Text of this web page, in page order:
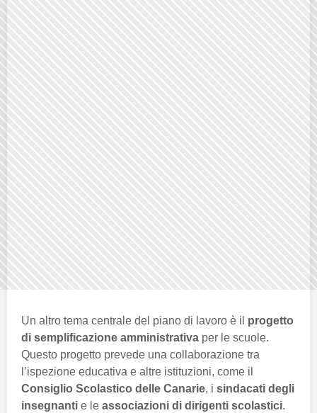
Un altro tema centrale del piano di lavoro è il progetto
di semplificazione amministrativa per le scuole.
Questo progetto prevede una collaborazione tra
l’ispezione educativa e altre istituzioni, come il
Consiglio Scolastico delle Canarie, i sindacati degli
insegnanti e le associazioni di dirigenti scolastici.